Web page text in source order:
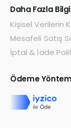
Daha Fazla Bilgi
Kişisel Verilerin
Mesafeli Satış
İptal & İade
Ödeme